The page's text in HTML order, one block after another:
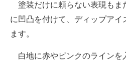
塗装だけに頼らない表現もま
に凹凸を付けて、ディップアイ
ます。
白地に赤やピンクのラインを